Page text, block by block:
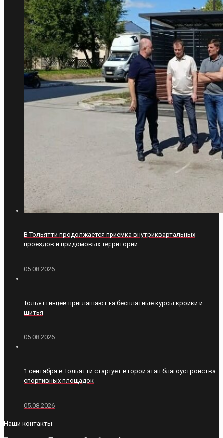
В Тольятти продолжается приемка внутриквартальных
проездов и придомовых территорий
05.08.2026
Тольяттинцев приглашают на бесплатные курсы кройки и
шитья
05.08.2026
1 сентября в Тольятти стартует второй этап благоустройства
спортивных площадок
05.08.2026
Наши контакты